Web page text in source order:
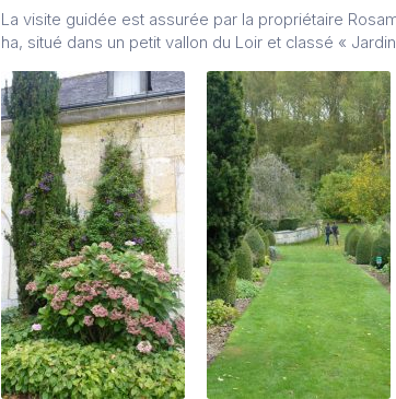
La visite guidée est assurée par la propriétaire
ha, situé dans un petit vallon du Loir et classé «